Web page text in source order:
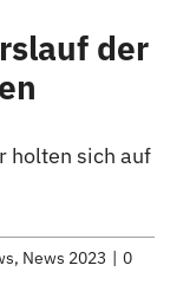
der
holten sich auf
, News 2023 | 0